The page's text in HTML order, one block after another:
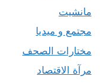
مانشيت
مجتمع و ميديا
مختارات الصحف
مرآة الاقتصاد